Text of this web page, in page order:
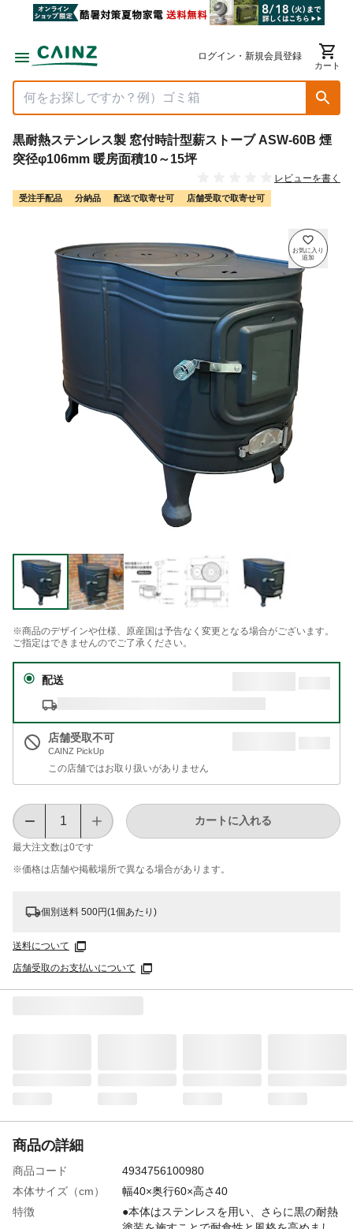
ログイン・新規会員登録
カート
黒耐熱ステンレス製 窓付時計型薪ストーブ ASW-60B 煙
突径φ106mm 暖房面積10～15坪
レビューを書く
受注手配品 分納品 配送で取寄せ可 店舗受取で取寄せ可
※商品のデザインや仕様、原産国は予告なく変更となる場合がございます。
ご指定はできませんのでご了承ください。
配送
店舗受取不可
CAINZ PickUp
この店舗ではお取り扱いがありません
最大注文数は0です
カートに入れる
※価格は​店舗や​掲載場所で​異なる​場合が​あります。
個別送料 500円(1個あたり)
送料について
店舗受取のお支払いについて
商品の詳細
商品コード
4934756100980
本体サイズ（cm）
幅40×奥行60×高さ40
特徴
●本体はステンレスを用い、さらに黒の耐熱